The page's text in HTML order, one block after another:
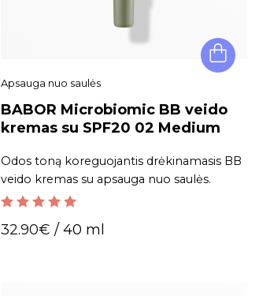
Apsauga nuo saulės
BABOR Microbiomic BB veido
kremas su SPF20 02 Medium
Odos toną koreguojantis drėkinamasis BB
veido kremas su apsauga nuo saulės.
out of 5
32.90€ / 40 ml